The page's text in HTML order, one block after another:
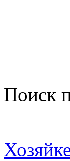
Поиск